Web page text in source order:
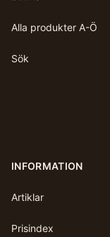
Alla produkter A-Ö
Sök
INFORMATION
Artiklar
Prisindex